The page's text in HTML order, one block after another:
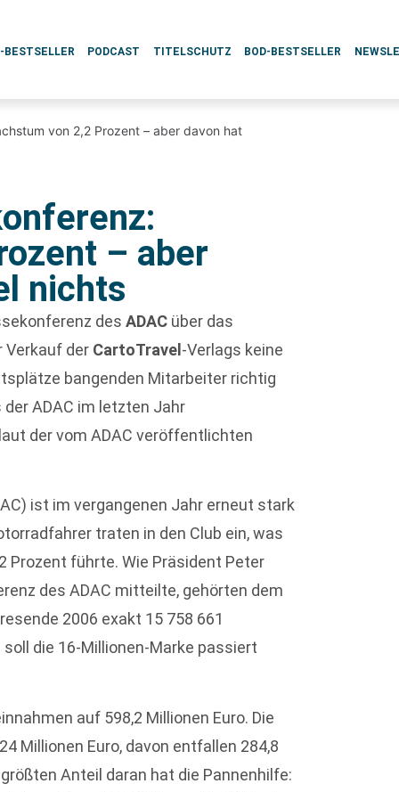
BESTSELLER PODCAST TITELSCHUTZ BOD-BESTSELLER
von 2,2 Prozent – aber davon hat
– aber
nichts
desADAC über das
Verkauf der CartoTravel -Verlags keine
bangenden Mitarbeiter richtig
ADAC im letzten Jahr
der vom ADAC veröffentlichten
ist im vergangenen Jahr erneut stark
traten in den Club ein, was
Prozent führte. Wie Präsident Peter
des ADAC mitteilte, gehörten dem
2006 exakt 15 758 661
die 16-Millionen-Marke passiert
auf 598,2 Millionen Euro. Die
Millionen Euro, davon entfallen 284,8
Anteil daran hat die Pannenhilfe: